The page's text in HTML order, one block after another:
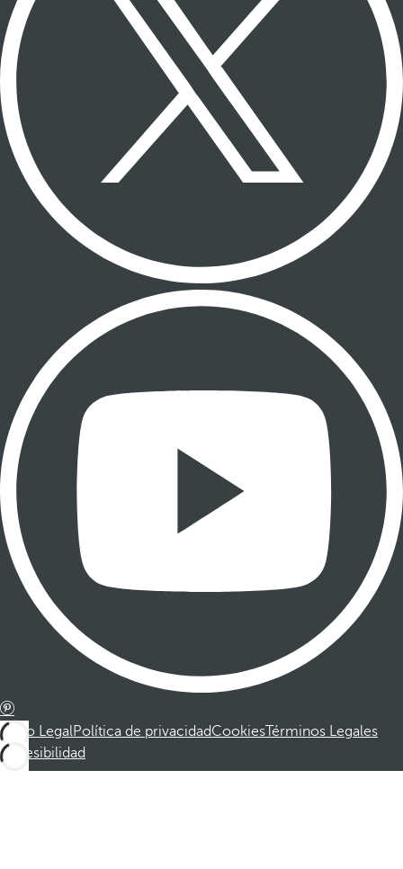
Aviso LegalPolítica de privacidadCookiesTérminos Legales
Accesibilidad